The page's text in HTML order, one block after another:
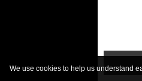
We use cookies to help us understand